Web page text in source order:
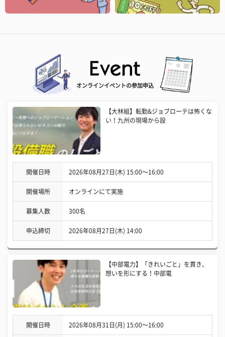
オンラインイベントの参加申込
【大林組】転勤&ジョブローテは怖くな
い！九州の現場から設
開催日時 2026年08月27日(木) 15:00〜16:00
開催場所 オンラインにて実施
募集人数 300名
申込締切 2026年08月27日(木) 14:00
【中部電力】「きれいごと」を貫き、
想いを形にする！中部電
開催日時 2026年08月31日(月) 15:00〜16:00